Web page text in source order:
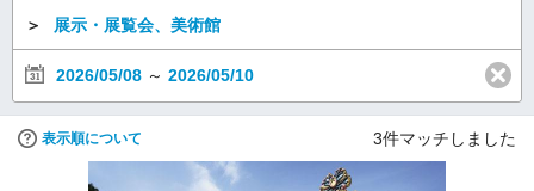
＞ 展示・展覧会、美術館
2026/05/08 ～ 2026/05/10
表示順について 3件マッチしました